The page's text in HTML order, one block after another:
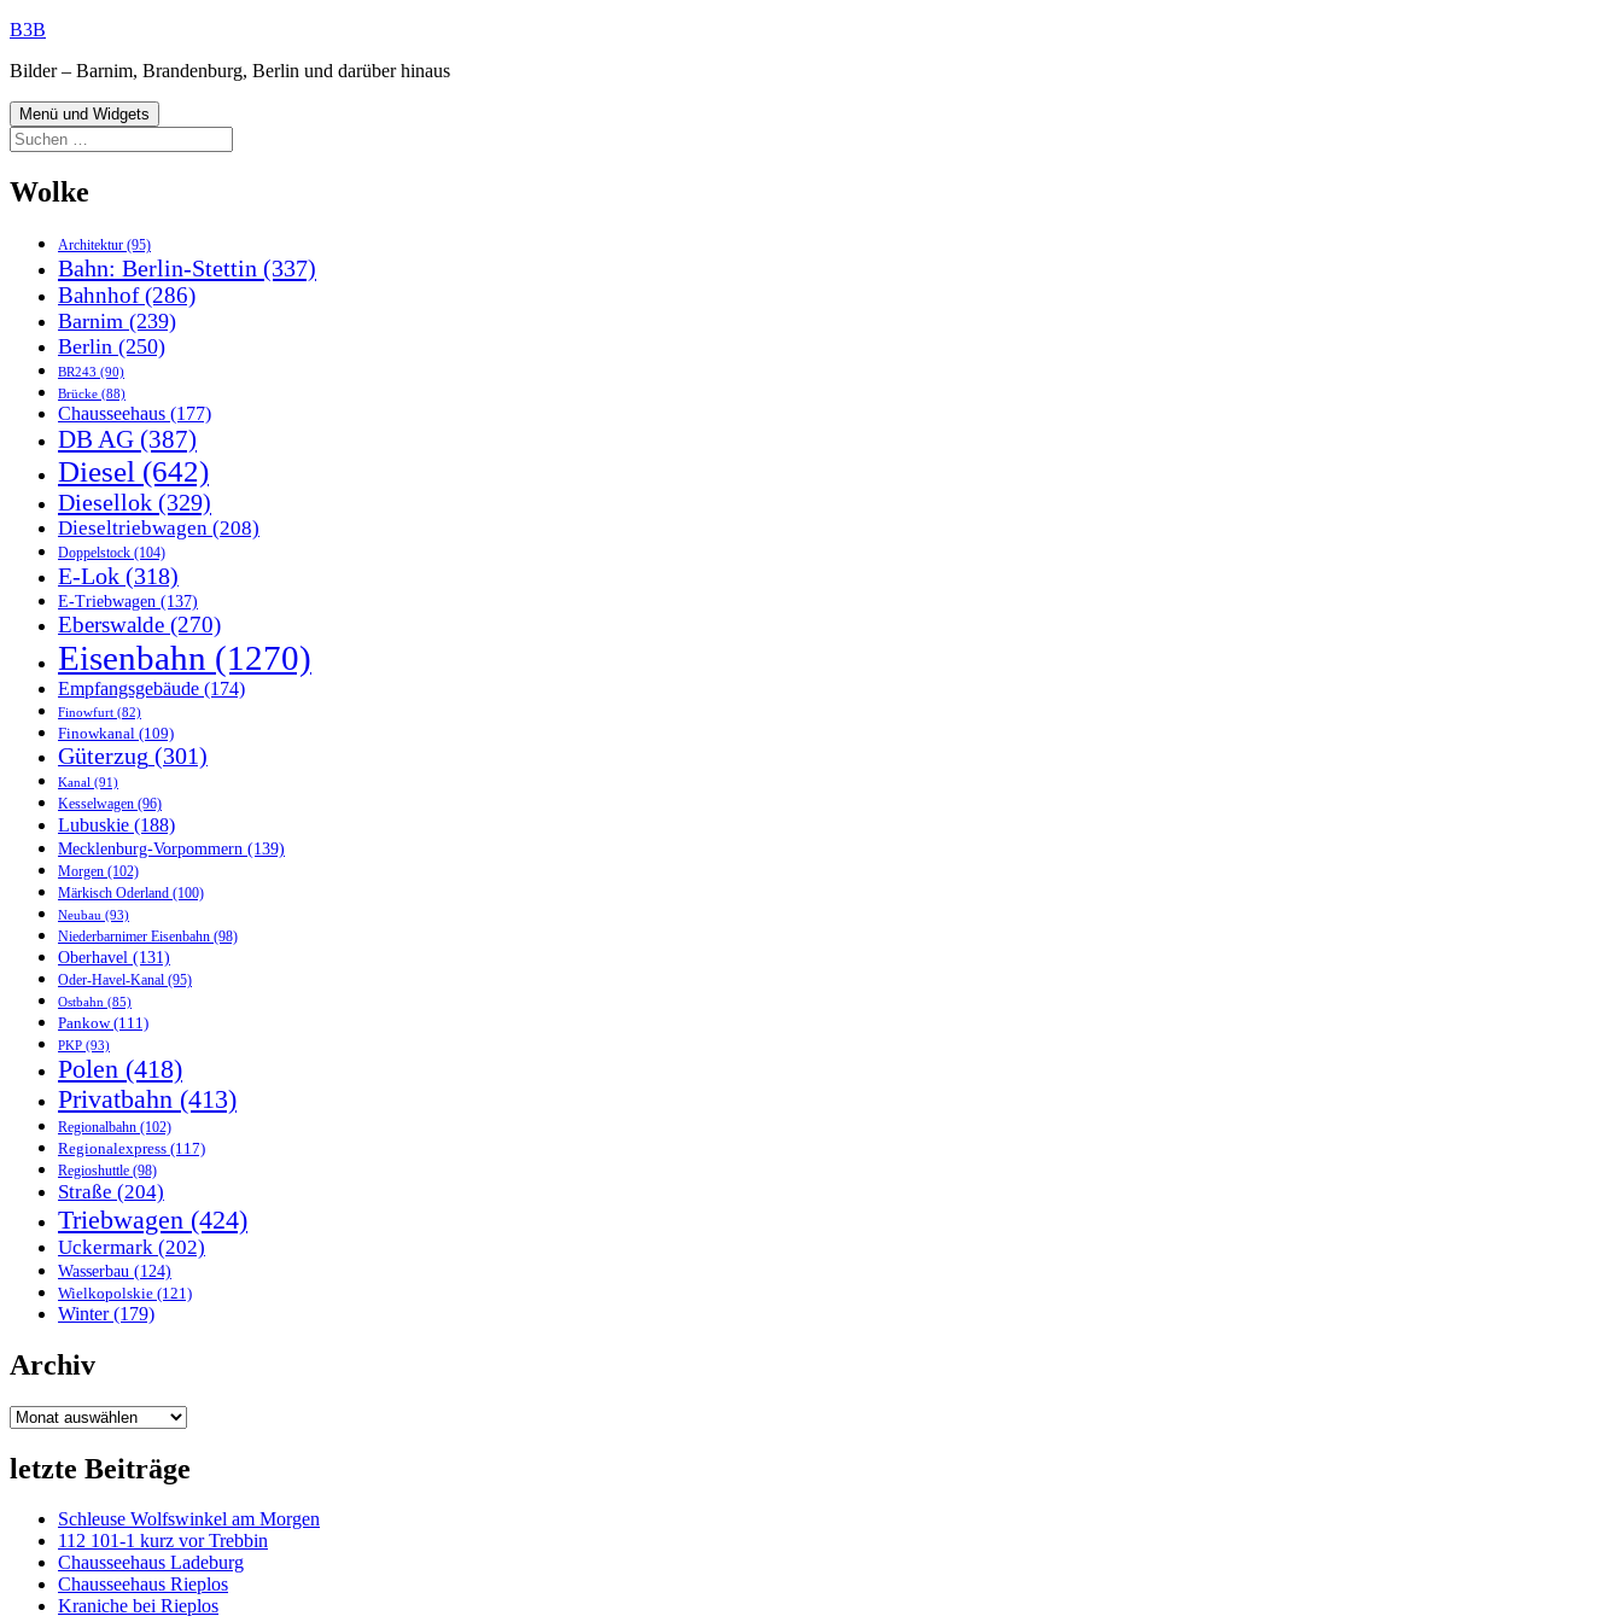
Zum
springen
B3B
Bilder – Barnim, Brandenburg, Berlin und darüber hinaus
Menü und Widgets
Suchen
nach:
Wolke
Architektur (95)
Bahn: Berlin-Stettin (337)
Bahnhof(286)
Barnim (239)
Berlin (250)
BR243 (90)
Brücke (88)
Chausseehaus (177)
DB AG (387)
Diesel (642)
Diesellok (329)
Dieseltriebwagen (208)
Doppelstock (104)
E-Lok (318)
E-Triebwagen (137)
Eberswalde (270)
Eisenbahn (1270)
Empfangsgebäude (174)
Finowfurt (82)
Finowkanal (109)
Güterzug (301)
Kanal (91)
Kesselwagen (96)
Lubuskie (188)
Mecklenburg-Vorpommern (139)
Morgen (102)
Märkisch Oderland (100)
Neubau (93)
Niederbarnimer Eisenbahn (98)
Oberhavel (131)
Oder-Havel-Kanal (95)
Ostbahn (85)
Pankow(111)
PKP (93)
Polen (418)
Privatbahn (413)
Regionalbahn (102)
Regionalexpress (117)
Regioshuttle (98)
Straße (204)
Triebwagen (424)
Uckermark (202)
Wasserbau (124)
Wielkopolskie (121)
Winter(179)
Archiv
Archiv
letzte Beiträge
Schleuse Wolfswinkel am Morgen
112 101-1 kurz vor Trebbin
Chausseehaus Ladeburg
Chausseehaus Rieplos
Kraniche bei Rieplos